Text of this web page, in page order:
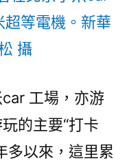
超等電機。新華
攝
工場，亦游
的主要“打卡
多以來，這里累